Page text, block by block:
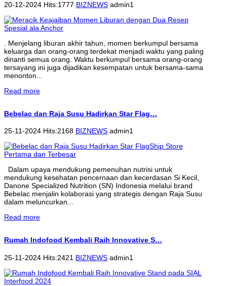
20-12-2024 Hits:1777 BIZNEWS admin1
. Menjelang liburan akhir tahun, momen berkumpul bersama
keluarga dan orang-orang terdekat menjadi waktu yang paling
dinanti semua orang. Waktu berkumpul bersama orang-orang
tersayang ini juga dijadikan kesempatan untuk bersama-sama
menonton...
Read more
Bebelac dan Raja Susu Hadirkan Star Flag…
25-11-2024 Hits:2168 BIZNEWS admin1
Dalam upaya mendukung pemenuhan nutrisi untuk
mendukung kesehatan pencernaan dan kecerdasan Si Kecil,
Danone Specialized Nutrition (SN) Indonesia melalui brand
Bebelac menjalin kolaborasi yang strategis dengan Raja Susu
dalam meluncurkan...
Read more
Rumah Indofood Kembali Raih Innovative S…
25-11-2024 Hits:2421 BIZNEWS admin1